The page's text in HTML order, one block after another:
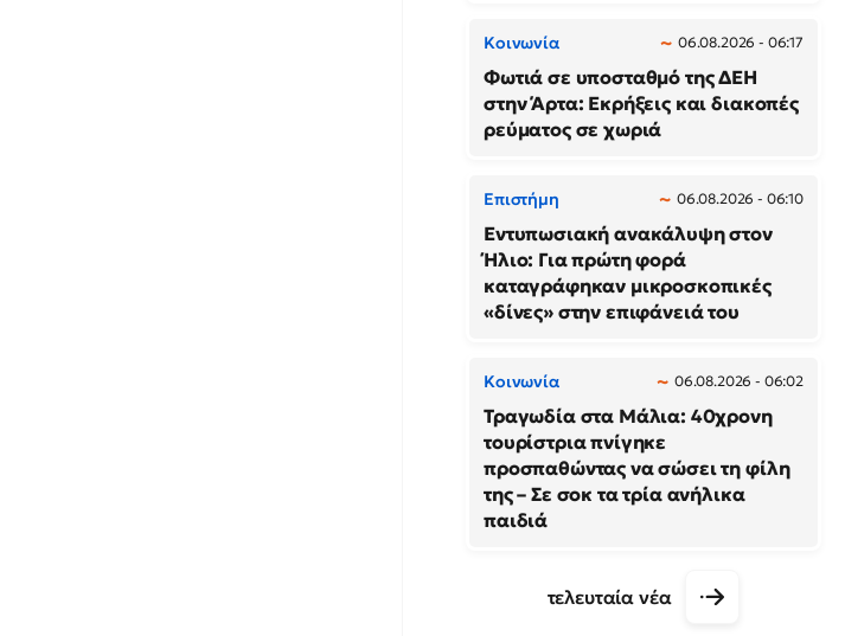
Κοινωνία 06.08.2026 - 06:17
Φωτιά σε υποσταθμό της ΔΕΗ
στην Άρτα: Εκρήξεις και διακοπές
ρεύματος σε χωριά
Επιστήμη 06.08.2026 - 06:10
Εντυπωσιακή ανακάλυψη στον
Ήλιο: Για πρώτη φορά
καταγράφηκαν μικροσκοπικές
«δίνες» στην επιφάνειά του
Κοινωνία 06.08.2026 - 06:02
Τραγωδία στα Μάλια: 40χρονη
τουρίστρια πνίγηκε
προσπαθώντας να σώσει τη φίλη
της – Σε σοκ τα τρία ανήλικα
παιδιά
τελευταία νέα